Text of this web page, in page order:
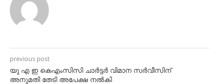
previous post
യു എ ഇ കെഎംസിസി ചാര്‍ട്ടര്‍ വിമാന സര്‍വീസിന്
അനുമതി തേടി അപേക്ഷ നല്‍കി